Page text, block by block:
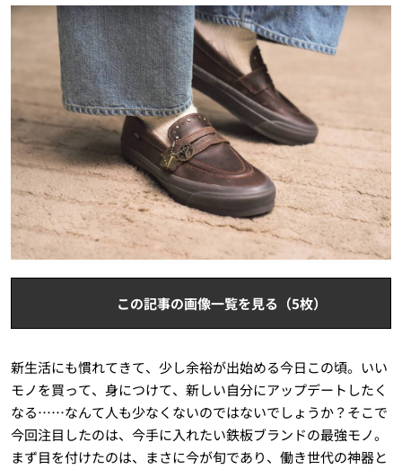
この記事の画像一覧を見る（5枚）
新生活にも慣れてきて、少し余裕が出始める今日この頃。いい
モノを買って、身につけて、新しい自分にアップデートしたく
なる……なんて人も少なくないのではないでしょうか？そこで
今回注目したのは、今手に入れたい鉄板ブランドの最強モノ。
まず目を付けたのは、まさに今が旬であり、働き世代の神器と